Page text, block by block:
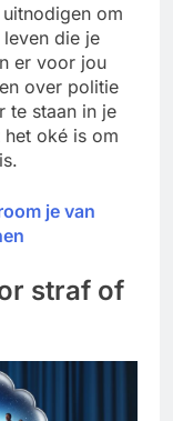
om
die je
er voor jou
over politie
te staan in je
het oké is om
je van
straf of